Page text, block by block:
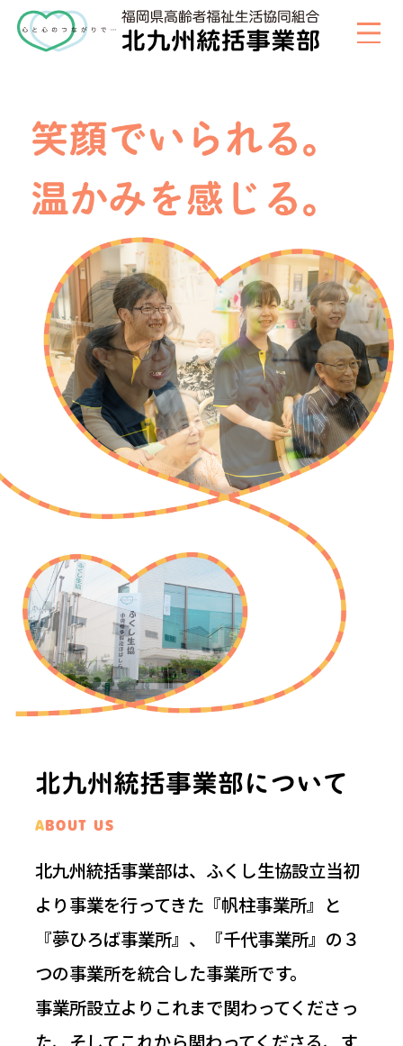
北九州統括事業部について
ABOUT US
北九州統括事業部は、ふくし生協設立当初
より事業を行ってきた『帆柱事業所』と
『夢ひろば事業所』、『千代事業所』の３
つの事業所を統合した事業所です。
事業所設立よりこれまで関わってくださっ